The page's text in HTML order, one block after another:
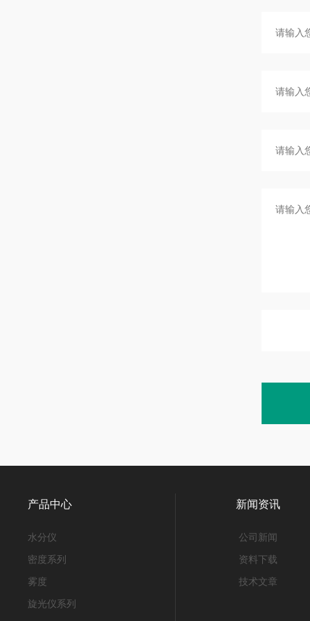
产品中心
水分仪
密度系列
雾度
旋光仪系列
新闻资讯
公司新闻
资料下载
技术文章